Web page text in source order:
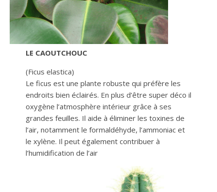
LE CAOUTCHOUC
(Ficus elastica)
Le ficus est une plante robuste qui préfère les
endroits bien éclairés. En plus d’être super déco il
oxygène l’atmosphère intérieur grâce à ses
grandes feuilles. Il aide à éliminer les toxines de
l’air, notamment le formaldéhyde, l’ammoniac et
le xylène. Il peut également contribuer à
l’humidification de l’air